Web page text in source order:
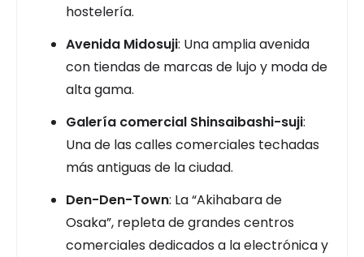
hostelería.
Avenida Midosuji: Una amplia avenida
con tiendas de marcas de lujo y moda de
alta gama.
Galería comercial Shinsaibashi-suji:
Una de las calles comerciales techadas
más antiguas de la ciudad.
Den-Den-Town: La “Akihabara de
Osaka”, repleta de grandes centros
comerciales dedicados a la electrónica y